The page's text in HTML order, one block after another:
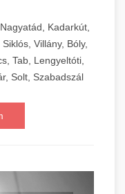
Kadarkút,
Villány, Bóly,
Tab, Lengyeltóti,
Solt, Szabadszál